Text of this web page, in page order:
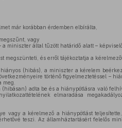
már korábban érdemben elbírálta,
vagy
miniszter által tűzött határidő alatt –
és erről tájékoztatja a
(hibás), a miniszter a kérelem
történő figyelmeztetéssel –
adta be és a hiánypótlásra való
elmaradása
vagy a kérelmező a hiánypótlást
teszi. Az államháztartásért felelős